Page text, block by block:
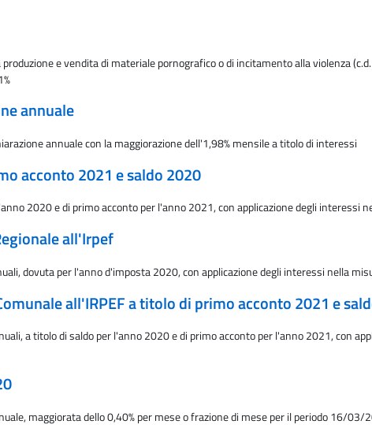
e vendita di materiale pornografico o di incitamento alla violenza
annuale
annuale con la maggiorazione dell'1,98% mensile a titolo di interessi
acconto 2021 e saldo 2020
2020 e di primo acconto per l'anno 2021, con applicazione degli interessi
all'Irpef
dovuta per l'anno d'imposta 2020, con applicazione degli interessi nella
all'IRPEF a titolo di primo acconto 2021 e
a titolo di saldo per l'anno 2020 e di primo acconto per l'anno 2021, con
maggiorata dello 0,40% per mese o frazione di mese per il periodo 16/